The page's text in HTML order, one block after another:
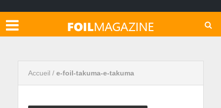
Accueil / e-foil-takuma-e-takuma